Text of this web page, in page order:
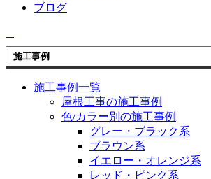
ブログ
施工事例
施工事例一覧
屋根工事の施工事例
色/カラー別の施工事例
グレー・ブラック系
ブラウン系
イエロー・オレンジ系
レッド・ピンク系